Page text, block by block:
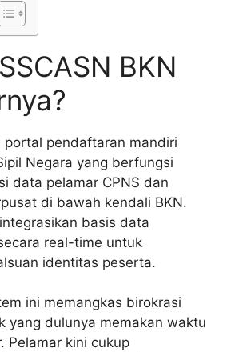
BKN
portal pendaftaran mandiri
Negara yang berfungsi
data pelamar CPNS dan
di bawah kendali BKN.
basis data
real-time untuk
identitas peserta.
ini memangkas birokrasi
yang dulunya memakan waktu
Pelamar kini cukup